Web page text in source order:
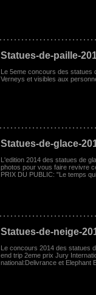
Statues-de-paille-
Le 5eme concours des statues
Verneys et visibles aux
Statues-de-glace-
L'edition 2014 des statues de
photos pour vous faire revivre
PRIX DU PUBLIC: "Le temps
Statues-de-neige-
Le concours 2014 des statues
end trip 2eme prix Jury
national:Delivrance et Elephant